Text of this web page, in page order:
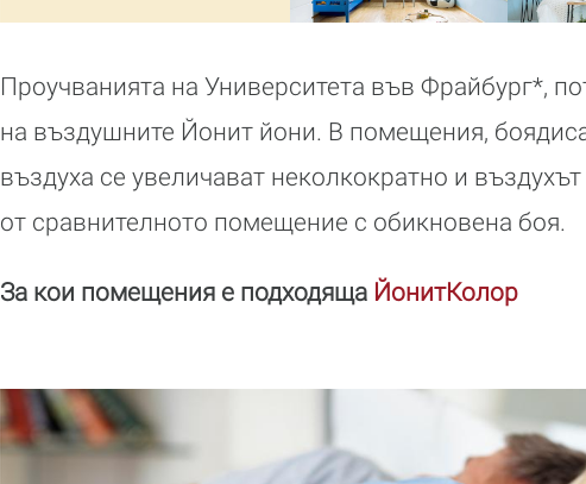
Проучванията на Университета във Фрайбург*,
на въздушните Йонит йони. В помещения,
въздуха се увеличават неколкократно и
от сравнителното помещение с обикновена боя.
За кои помещения е подходяща ЙонитКолор